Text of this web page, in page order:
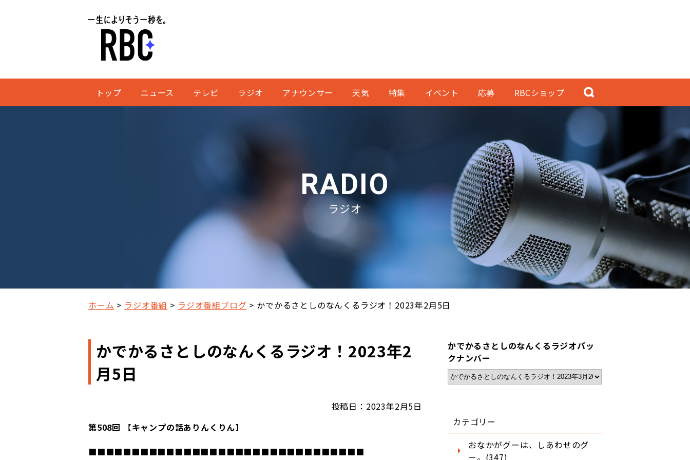
トップ ニュース テレビ ラジオ アナウンサー 天気 特集 イベント 応募 RBCショップ
RADIO
ラジオ
ホーム ラジオ番組 ラジオ番組ブログ かでかるさとしのなんくるラジオ！2023年2月5日
かでかるさとしのなんくるラジオ！2023年2
月5日
投稿日：2023年2月5日
第508回 【キャンプの話ありんくりん】
■■■■■■■■■■■■■■■■■■■■■■■■■■■■■■■■
かでかるさとしのなんくるラジオバッ
クナンバー
カテゴリー
おなかがグーは、しあわせのグ
ー。(347)